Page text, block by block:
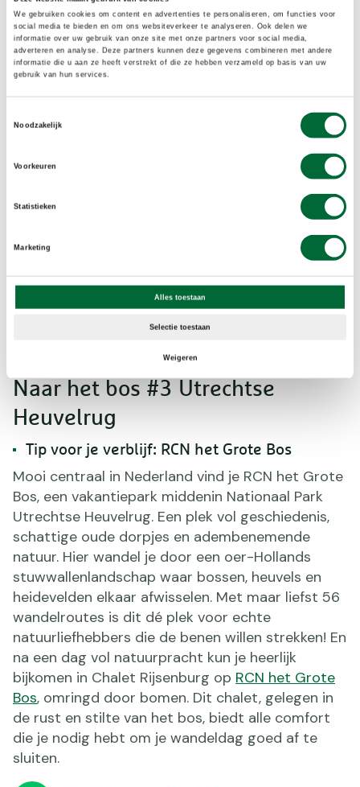
We gebruiken cookies om content en advertenties te personaliseren, om functies voor
social media te bieden en om ons websiteverkeer te analyseren. Ook delen we
informatie over uw gebruik van onze site met onze partners voor social media,
adverteren en analyse. Deze partners kunnen deze gegevens combineren met andere
informatie die u aan ze heeft verstrekt of die ze hebben verzameld op basis van uw
gebruik van hun services.
Noodzakelijk
Voorkeuren
Statistieken
Marketing
Alles toestaan
Selectie toestaan
Weigeren
RCN de Flaasbloem in Chaam: bos en bloemenvelden.
Naar het bos #3 Utrechtse
Heuvelrug
Tip voor je verblijf: RCN het Grote Bos
Mooi centraal in Nederland vind je RCN het Grote
Bos, een vakantiepark middenin Nationaal Park
Utrechtse Heuvelrug. Een plek vol geschiedenis,
schattige oude dorpjes en adembenemende
natuur. Hier wandel je door een oer-Hollands
stuwwallenlandschap waar bossen, heuvels en
heidevelden elkaar afwisselen. Met maar liefst 56
wandelroutes is dit dé plek voor echte
natuurliefhebbers die de benen willen strekken! En
na een dag vol natuurpracht kun je heerlijk
bijkomen in Chalet Rijsenburg op RCN het Grote
Bos, omringd door bomen. Dit chalet, gelegen in
de rust en stilte van het bos, biedt alle comfort
die je nodig hebt om je wandeldag goed af te
sluiten.